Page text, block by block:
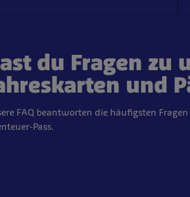
du Fragen zu
und
FAQ beantworten die häufigsten
Pass.